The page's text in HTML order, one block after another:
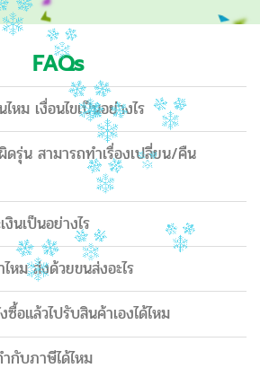
FAQs
หม เงื่อนไขเป็นอย่างไร
รุ่น สามารถทำเรื่องเปลี่ยน/คืน
งินเป็นอย่างไร
หม ส่งด้วยขนส่งอะไร
อแล้วไปรับสินค้าเองได้ไหม
กับภาษีได้ไหม